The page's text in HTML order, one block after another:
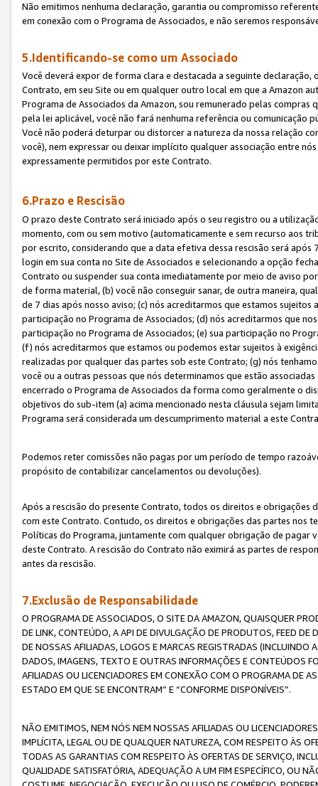
Não emitimos nenhuma declaração, garantia ou compromisso
em conexão com o Programa de Associados, e não seremos
5.Identificando-se como um Associado
Você deverá expor de forma clara e destacada a seguinte
Contrato, em seu Site ou em qualquer outro local em que a Amazon
Programa de Associados da Amazon, sou remunerado pelas
pela lei aplicável, você não fará nenhuma referência ou comunicação
Você não poderá deturpar ou distorcer a natureza da nossa relação
você), nem expressar ou deixar implícito qualquer associação entre
expressamente permitidos por este Contrato.
6.Prazo e Rescisão
O prazo deste Contrato será iniciado após o seu registro ou a
momento, com ou sem motivo (automaticamente e sem recurso aos
por escrito, considerando que a data efetiva dessa rescisão será
login em sua conta no Site de Associados e selecionando a opção
Contrato ou suspender sua conta imediatamente por meio de aviso
de forma material, (b) você não conseguir sanar, de outra maneira,
de 7 dias após nosso aviso; (c) nós acreditarmos que estamos
participação no Programa de Associados; (d) nós acreditarmos que
participação no Programa de Associados; (e) sua participação no
(f) nós acreditarmos que estamos ou podemos estar sujeitos à
realizadas por qualquer das partes sob este Contrato; (g) nós
você ou a outras pessoas que nós determinamos que estão
encerrado o Programa de Associados da forma como geralmente o
objetivos do sub-item (a) acima mencionado nesta cláusula sejam
Programa será considerada um descumprimento material a este
Podemos reter comissões não pagas por um período de tempo
propósito de contabilizar cancelamentos ou devoluções).
Após a rescisão do presente Contrato, todos os direitos e obrigações
com este Contrato. Contudo, os direitos e obrigações das partes nos
Políticas do Programa, juntamente com qualquer obrigação de
deste Contrato. A rescisão do Contrato não eximirá as partes de
antes da rescisão.
7.Exclusão de Responsabilidade
O PROGRAMA DE ASSOCIADOS, O SITE DA AMAZON, QUAISQUER
DE LINK, CONTEÚDO, A API DE DIVULGAÇÃO DE PRODUTOS, FEED
DE NOSSAS AFILIADAS, LOGOS E MARCAS REGISTRADAS
DADOS, IMAGENS, TEXTO E OUTRAS INFORMAÇÕES E CONTEÚDOS
AFILIADAS OU LICENCIADORES EM CONEXÃO COM O PROGRAMA DE
ESTADO EM QUE SE ENCONTRAM” E “CONFORME DISPONÍVEIS”.
NÃO EMITIMOS, NEM NÓS NEM NOSSAS AFILIADAS OU
IMPLÍCITA, LEGAL OU DE QUALQUER NATUREZA, COM RESPEITO ÀS
TODAS AS GARANTIAS COM RESPEITO ÀS OFERTAS DE SERVIÇO,
QUALIDADE SATISFATÓRIA, ADEQUAÇÃO A UM FIM ESPECÍFICO, OU